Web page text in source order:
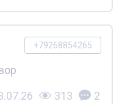
+79268854265
313 2